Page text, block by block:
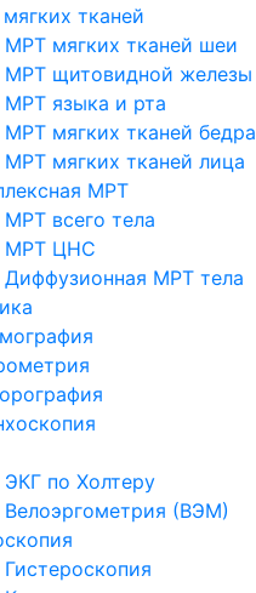
тканей
МРТ мягких тканей шеи
МРТ щитовидной железы
МРТ языка и рта
МРТ мягких тканей бедра
МРТ мягких тканей лица
МРТ
МРТ всего тела
МРТ ЦНС
Диффузионная МРТ тела
ЭКГ по Холтеру
Велоэргометрия (ВЭМ)
Гистероскопия